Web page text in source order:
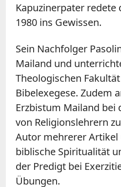
Kapuzinerpater redete
1980 ins Gewissen.
Sein Nachfolger
Mailand und
Theologischen
Bibelexegese. Zudem
Erzbistum Mailand bei
von Religionslehrern
Autor mehrerer Artikel
biblische Spiritualität
der Predigt bei
Übungen.